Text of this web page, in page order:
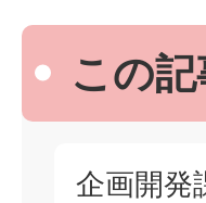
この
企画開発